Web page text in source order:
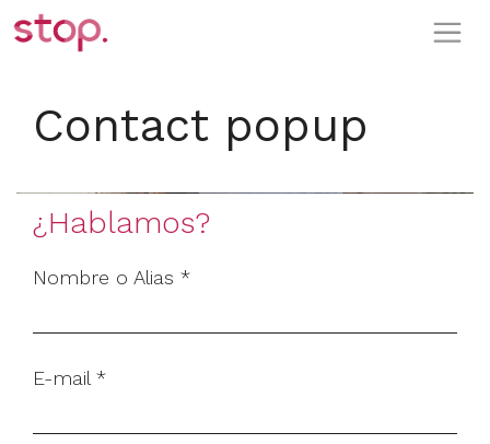
Saltar
Contact popup
¿Hablamos?
Nombre o Alias *
E-mail *